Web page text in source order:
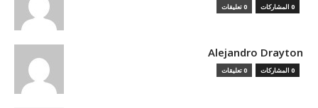
0 المشاركات 0 تعليقات
Alejandro Drayton
0 المشاركات 0 تعليقات